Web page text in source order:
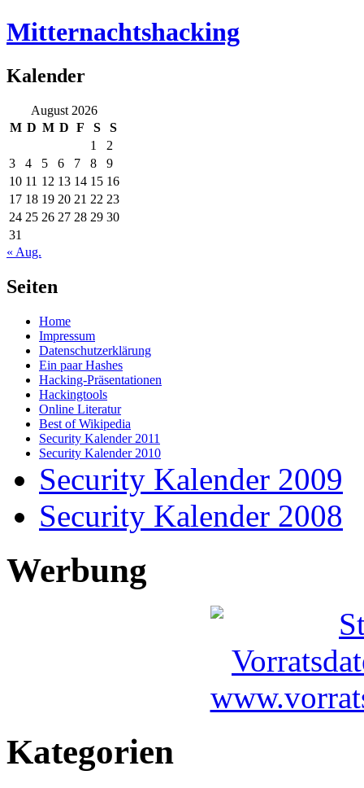
Mitternachtshacking
Kalender
August 2026
M D M D F S
S
1
2
3
4 5 6 7 8
9
10 11 12 13 14 15 16
17 18 19 20 21 22 23
24 25 26 27 28 29 30
31
« Aug.
Seiten
Home
Impressum
Datenschutzerklärung
Ein paar Hashes
Hacking-Präsentationen
Hackingtools
Online Literatur
Best of Wikipedia
Security Kalender 2011
Security Kalender 2010
Security Kalender 2009
Security Kalender 2008
Werbung
Kategorien